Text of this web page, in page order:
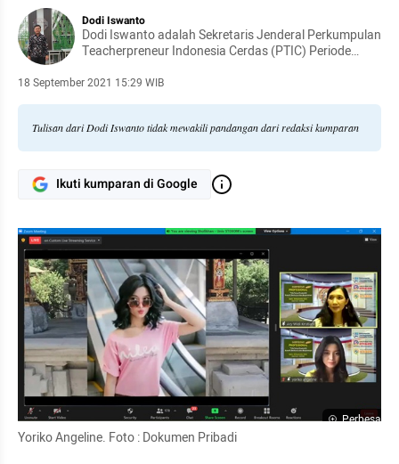
Dodi Iswanto
Dodi Iswanto adalah Sekretaris Jenderal Perkumpulan
Teacherpreneur Indonesia Cerdas (PTIC) Periode
18 September 2021 15:29 WIB
Tulisan dari Dodi Iswanto tidak mewakili pandangan dari redaksi kumparan
Ikuti kumparan di Google
Perbesar
Yoriko Angeline. Foto : Dokumen Pribadi